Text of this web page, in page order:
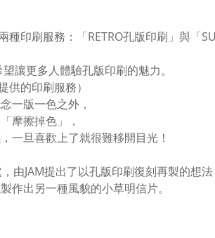
印刷服務：「RETRO孔版印刷」與「
讓更多人體驗孔版印刷的魅力。
供的印刷服務）
一版一色之外，
摩擦掉色」，
一旦喜歡上了就很難移開目光！
由JAM提出了以孔版印刷復刻再製的想法
作出另一種風貌的小草明信片。